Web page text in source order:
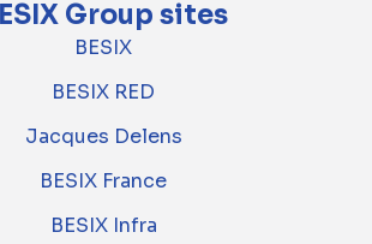
Group sites
BESIX
BESIX RED
Jacques Delens
BESIX France
BESIX Infra